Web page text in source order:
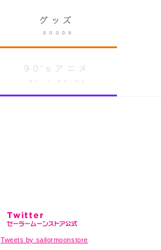
Tweets by sailormoonstore